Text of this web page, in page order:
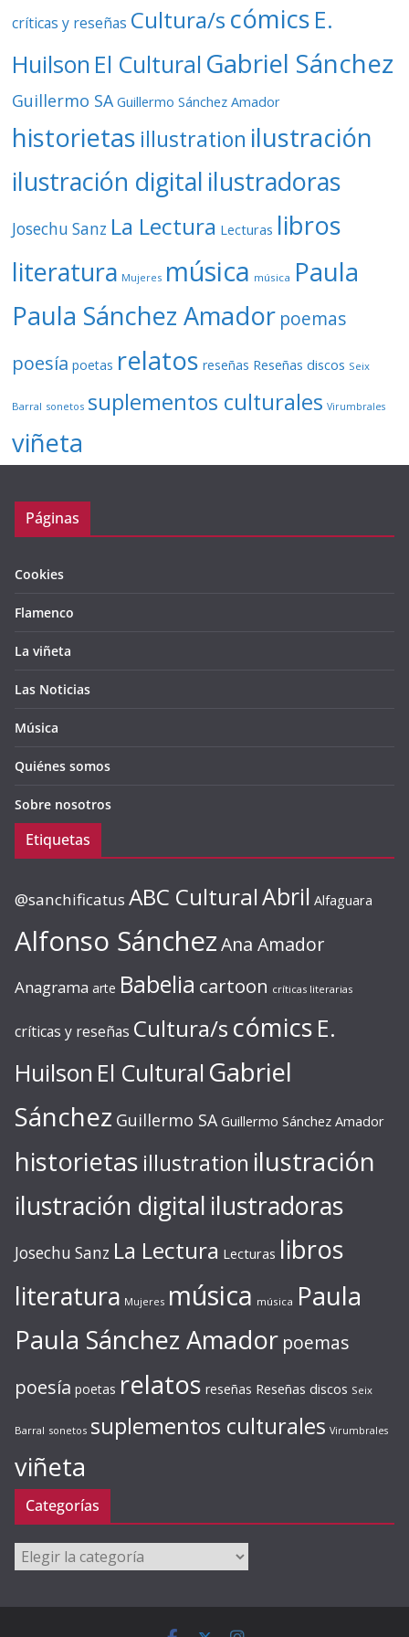
críticas y reseñas Cultura/s cómics E.
Huilson El Cultural Gabriel Sánchez
Guillermo SA Guillermo Sánchez Amador
historietas illustration ilustración
ilustración digital ilustradoras
Josechu Sanz La Lectura Lecturas libros
literatura Mujeres música música Paula
Paula Sánchez Amador poemas
poesía poetas relatos reseñas Reseñas discos Seix
Barral sonetos suplementos culturales Virumbrales
viñeta
Páginas
Cookies
Flamenco
La viñeta
Las Noticias
Música
Quiénes somos
Sobre nosotros
Etiquetas
@sanchificatus ABC CulturalAbril Alfaguara
Alfonso SánchezAna Amador
Anagrama arte Babelia cartoon críticas literarias
críticas y reseñas Cultura/s cómics E.
Huilson El Cultural Gabriel
Sánchez Guillermo SA Guillermo Sánchez Amador
historietas illustration ilustración
ilustración digital ilustradoras
Josechu Sanz La Lectura Lecturas libros
literatura Mujeres música música Paula
Paula Sánchez Amador poemas
poesía poetas relatos reseñas Reseñas discos Seix
Barral sonetos suplementos culturales Virumbrales
viñeta
Categorías
Categorías